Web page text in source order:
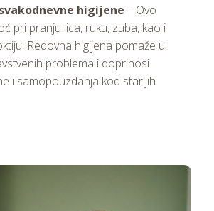
higijene – Ovo
pri pranju lica, ruku, zuba, kao i
Redovna higijena pomaže u
problema i doprinosi
i samopouzdanja kod starijih